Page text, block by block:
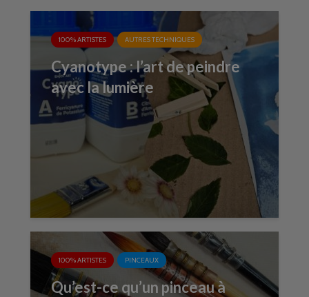
100% ARTISTES AUTRES TECHNIQUES
Cyanotype : l’art de peindre
avec la lumière
100% ARTISTES PINCEAUX
Qu’est-ce qu’un pinceau à